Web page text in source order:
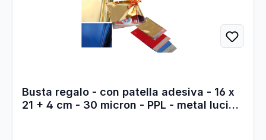
Busta regalo - con patella adesiva - 16 x
21 + 4 cm - 30 micron - PPL - metal lucido